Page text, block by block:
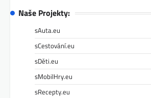
Naše Projekty:
sAuta.eu
sCestování.eu
sDěti.eu
sMobilHry.eu
sRecepty.eu